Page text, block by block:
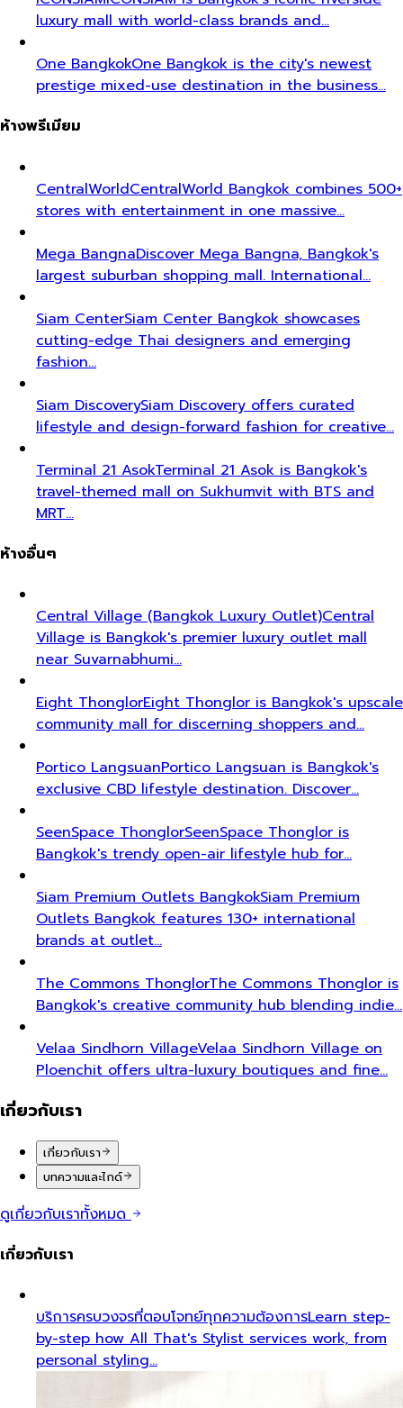
luxury mall with world-class brands and…
One BangkokOne Bangkok is the city's newest
prestige mixed-use destination in the business…
ห้างพรีเมียม
CentralWorldCentralWorld Bangkok combines 500+
stores with entertainment in one massive…
Mega BangnaDiscover Mega Bangna, Bangkok's
largest suburban shopping mall. International…
Siam CenterSiam Center Bangkok showcases
cutting-edge Thai designers and emerging
fashion…
Siam DiscoverySiam Discovery offers curated
lifestyle and design-forward fashion for creative…
Terminal 21 AsokTerminal 21 Asok is Bangkok's
travel-themed mall on Sukhumvit with BTS and
MRT…
ห้างอื่นๆ
Central Village (Bangkok Luxury Outlet)Central
Village is Bangkok's premier luxury outlet mall
near Suvarnabhumi…
Eight ThonglorEight Thonglor is Bangkok's upscale
community mall for discerning shoppers and…
Portico LangsuanPortico Langsuan is Bangkok's
exclusive CBD lifestyle destination. Discover…
SeenSpace ThonglorSeenSpace Thonglor is
Bangkok's trendy open-air lifestyle hub for…
Siam Premium Outlets BangkokSiam Premium
Outlets Bangkok features 130+ international
brands at outlet…
The Commons ThonglorThe Commons Thonglor is
Bangkok's creative community hub blending indie…
Velaa Sindhorn VillageVelaa Sindhorn Village on
Ploenchit offers ultra-luxury boutiques and fine…
เกี่ยวกับเรา
เกี่ยวกับเรา
บทความและไกด์
ดูเกี่ยวกับเราทั้งหมด
เกี่ยวกับเรา
บริการครบวงจรที่ตอบโจทย์ทุกความต้องการLearn step-
by-step how All That's Stylist services work, from
personal styling…